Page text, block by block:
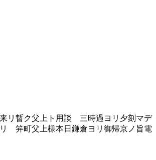
リ暫ク父上ト用談 三時過ヨリ夕刻マデ
笄町父上様本日鎌倉ヨリ御帰京ノ旨電